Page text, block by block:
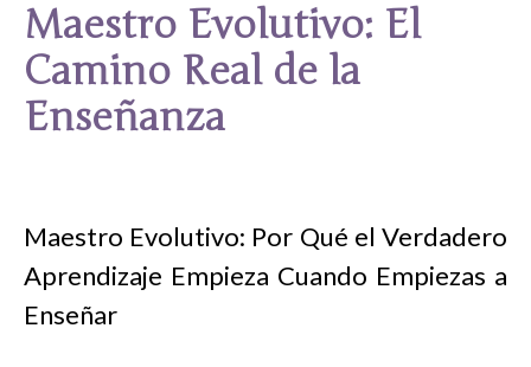
Maestro Evolutivo: El
Camino Real de la
Enseñanza
Maestro Evolutivo: Por Qué el Verdadero
Aprendizaje Empieza Cuando Empiezas a
Enseñar